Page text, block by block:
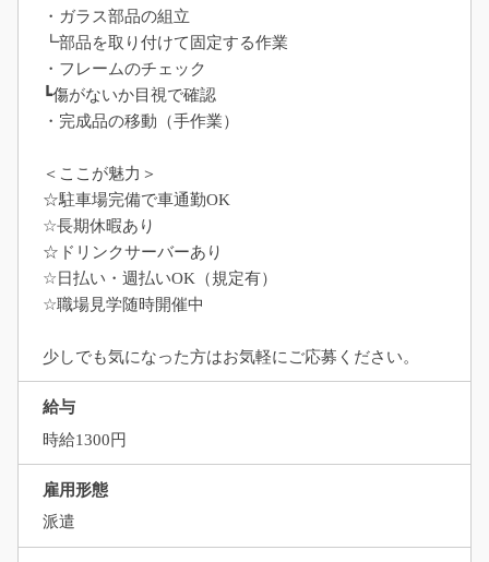
・ガラス部品の組立
┗部品を取り付けて固定する作業
・フレームのチェック
┗傷がないか目視で確認
・完成品の移動（手作業）
＜ここが魅力＞
☆駐車場完備で車通勤OK
☆長期休暇あり
☆ドリンクサーバーあり
☆日払い・週払いOK（規定有）
☆職場見学随時開催中
少しでも気になった方はお気軽にご応募ください。
給与
時給1300円
雇用形態
派遣